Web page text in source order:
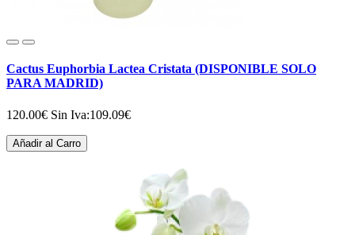
Cactus Euphorbia Lactea Cristata (DISPONIBLE SOLO
PARA MADRID)
120.00€ Sin Iva:109.09€
Añadir al Carro